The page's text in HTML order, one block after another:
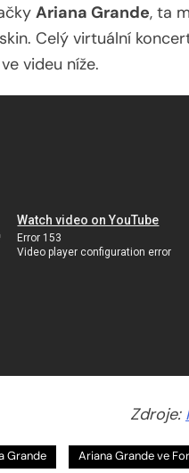
Ariana Grande, ta
Celý virtuální
videu níže.
Zdroje:
Grande Ariana Grande ve